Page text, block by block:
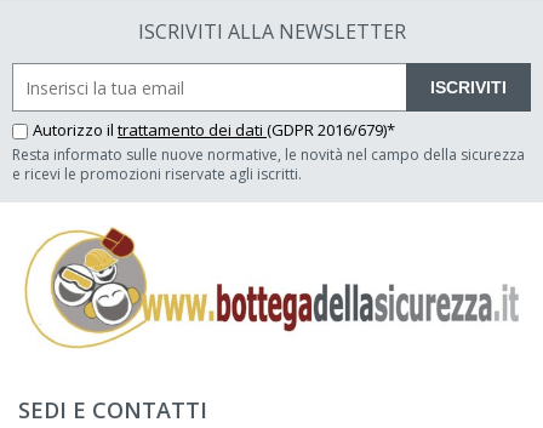
ISCRIVITI ALLA NEWSLETTER
ISCRIVITI
Autorizzo il trattamento dei dati (GDPR 2016/679)*
Resta informato sulle nuove normative, le novità nel campo della sicurezza
e ricevi le promozioni riservate agli iscritti.
SEDI E CONTATTI